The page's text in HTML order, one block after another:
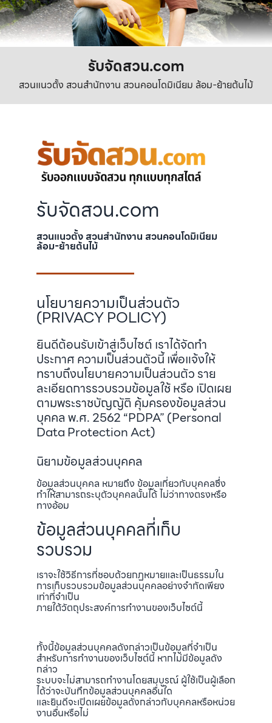
รับจัดสวน.com
สวนแนวตั้ง สวนสำนักงาน สวนคอนโดมิเนียม ล้อม-ย้ายต้นไม้
รับจัดสวน.com
สวนแนวตั้ง สวนสำนักงาน สวนคอนโดมิเนียม
ล้อม-ย้ายต้นไม้
นโยบายความเป็นส่วนตัว
(PRIVACY POLICY)
ยินดีต้อนรับเข้าสู่เว็บไซต์ เราได้จัดทำ
ประกาศ ความเป็นส่วนตัวนี้ เพื่อแจ้งให้
ทราบถึงนโยบายความเป็นส่วนตัว ราย
ละเอียดการรวบรวมข้อมูลใช้ หรือ เปิดเผย
ตามพระราชบัญญัติ คุ้มครองข้อมูลส่วน
บุคคล พ.ศ. 2562 “PDPA” (Personal
Data Protection Act)
นิยามข้อมูลส่วนบุคคล
ข้อมูลส่วนบุคคล หมายถึง ข้อมูลเกี่ยวกับบุคคลซึ่ง
ทำให้สามารถระบุตัวบุคคลนั้นได้ ไม่ว่าทางตรงหรือ
ทางอ้อม
ข้อมูลส่วนบุคคลที่เก็บ
รวบรวม
เราจะใช้วิธีการที่ชอบด้วยกฏหมายและเป็นธรรมใน
การเก็บรวบรวมข้อมูลส่วนบุคคลอย่างจำกัดเพียง
เท่าที่จำเป็น
ภายใต้วัตถุประสงค์การทำงานของเว็บไซต์นี้
ทั้งนี้ข้อมูลส่วนบุคคลดังกล่าวเป็นข้อมูลที่จำเป็น
สำหรับการทำงานของเว็บไซต์นี้ หากไม่มีข้อมูลดัง
กล่าว
ระบบจะไม่สามารถทำงานโดยสมบูรณ์ ผู้ใช้เป็นผู้เลือก
ได้ว่าจะบันทึกข้อมูลส่วนบุคคลอื่นใด
และยินดีจะเปิดเผยข้อมูลดังกล่าวกับบุคคลหรือหน่วย
งานอื่นหรือไม่